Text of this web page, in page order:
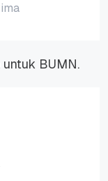
BUMN.